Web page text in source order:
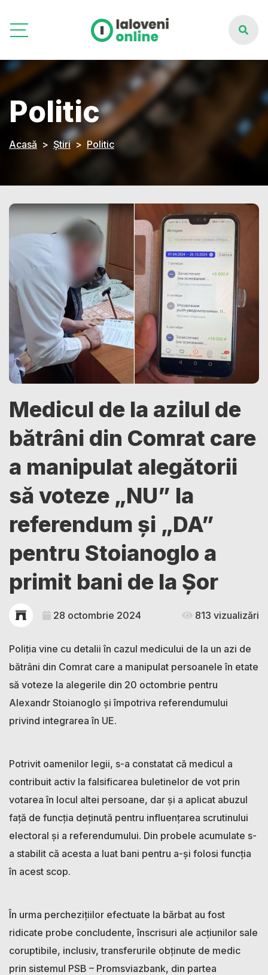
Politic
Acasă Știri Politic
Medicul de la azilul de
bătrâni din Comrat care
a manipulat alegătorii
să voteze „NU” la
referendum și „DA”
pentru Stoianoglo a
primit bani de la Șor
28 octombrie 2024 813 vizualizări
Poliția vine cu detalii în cazul medicului de la un azi de
bătrâni din Comrat care a manipulat persoanele în etate
să voteze la alegerile din 20 octombrie pentru
Alexandr Stoianoglo și împotriva referendumului
privind integrarea în UE.
Potrivit oamenilor legii, s-a constatat că medicul a
contribuit activ la falsificarea buletinelor de vot prin
votarea în locul altei persoane, dar și a aplicat abuzul
față de funcția deținută pentru influențarea scrutinului
electoral și a referendumului. Din probele acumulate s-
a stabilit că acesta a luat bani pentru a-și folosi funcția
în acest scop.
În urma perchezițiilor efectuate la bărbat au fost
ridicate probe concludente, înscrisuri ale acțiunilor sale
coruptibile, inclusiv, transferurile obținute de medic
prin sistemul PSB – Promsviazbank, din partea